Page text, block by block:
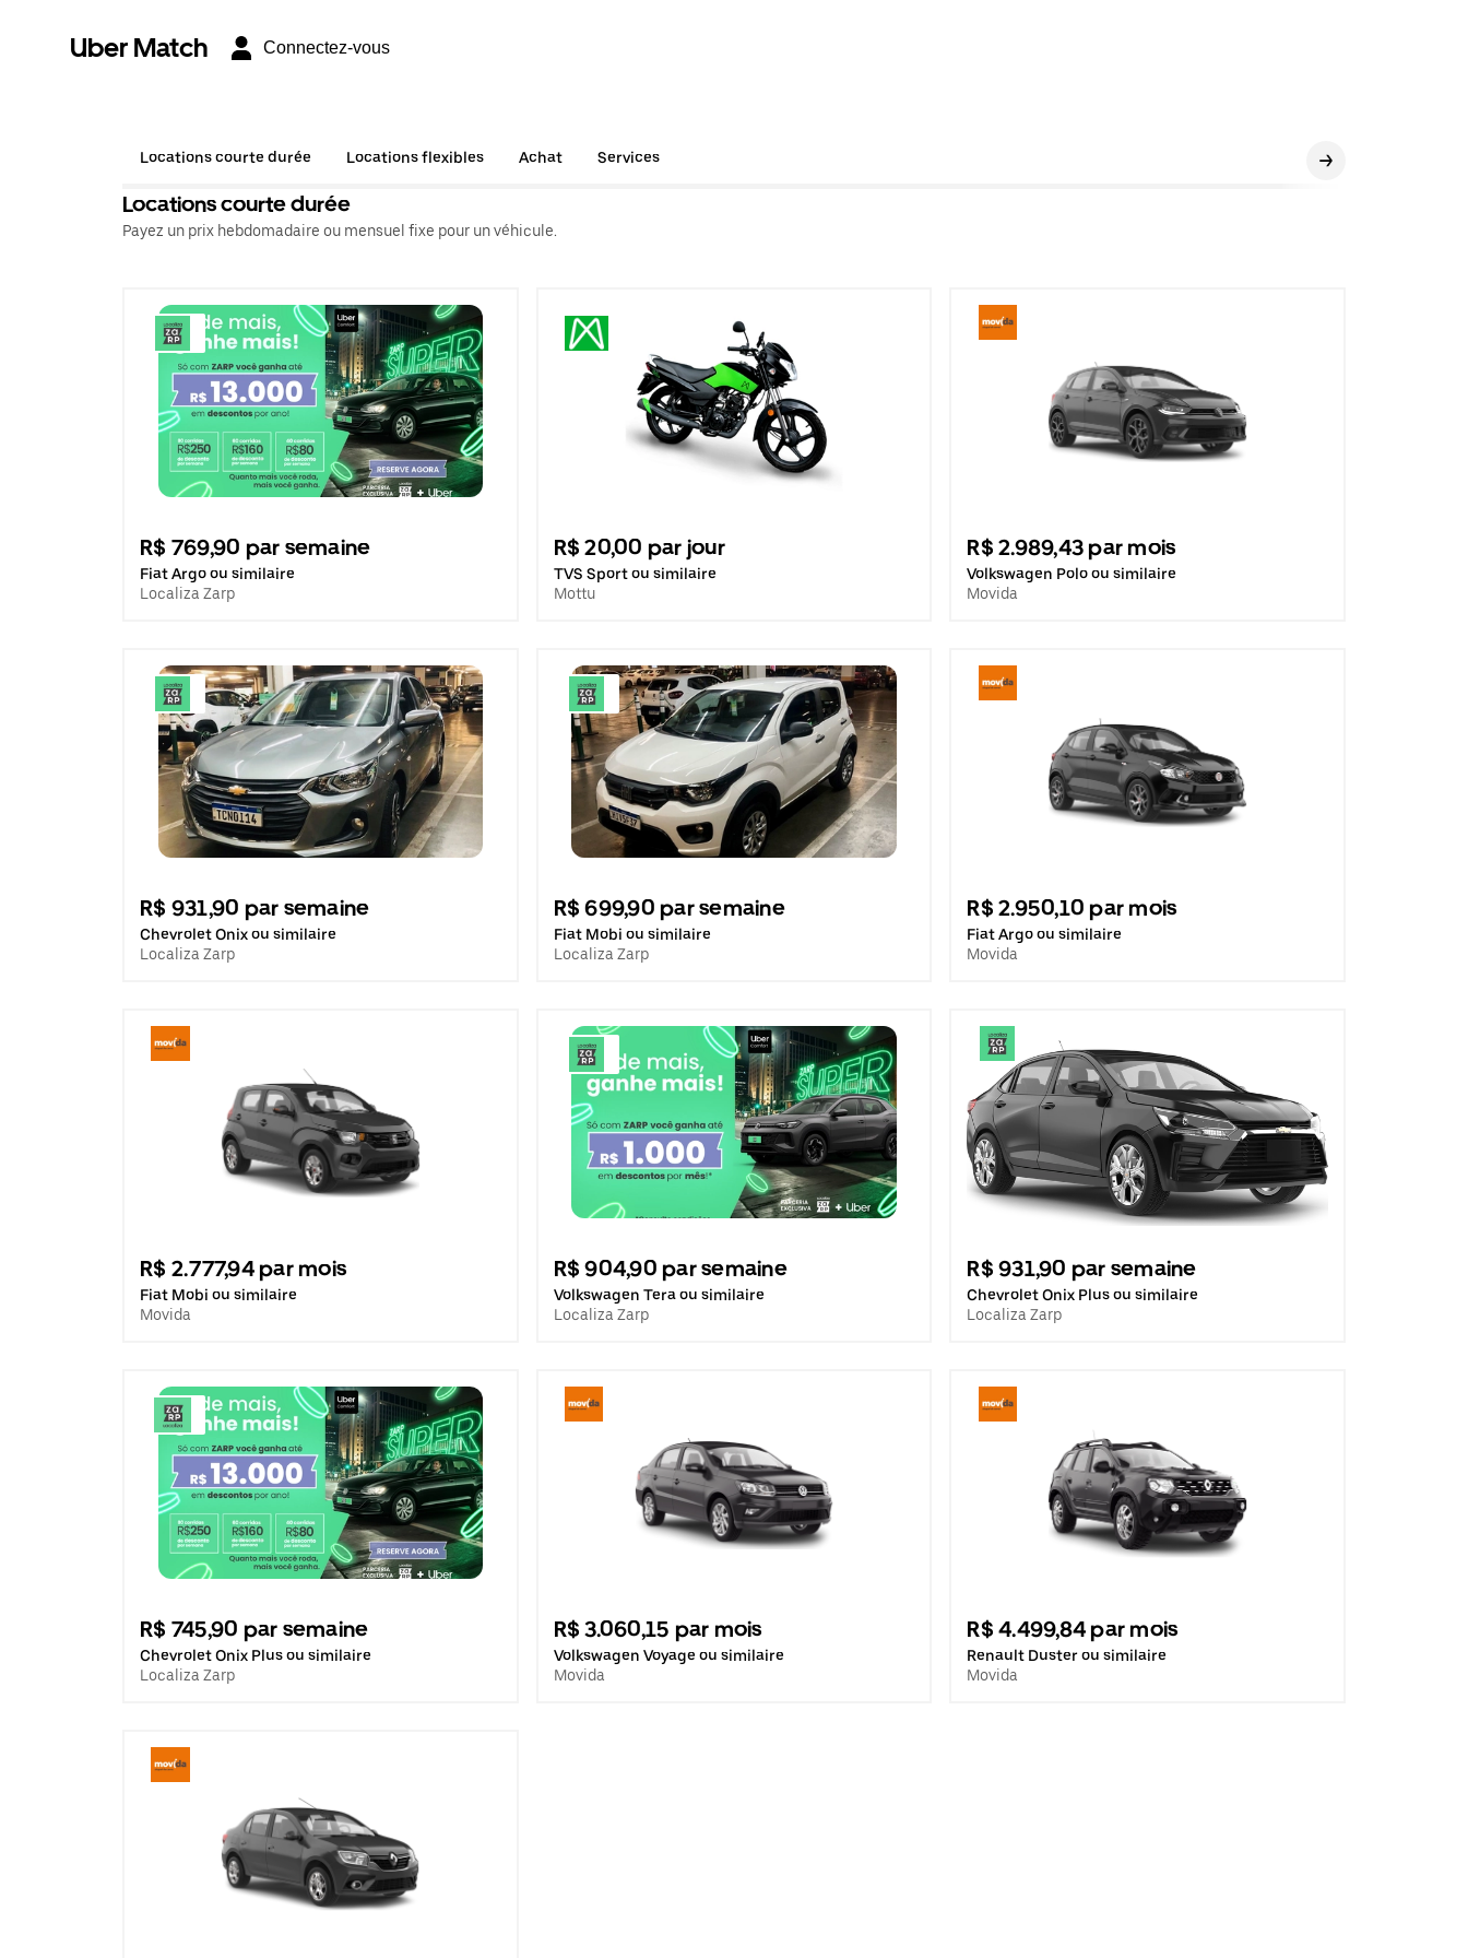
Uber Match Connectez-vous
Locations courte durée Locations flexibles Achat Services
Locations courte durée
Payez un prix hebdomadaire ou mensuel fixe pour un véhicule.
R$ 769,90 par semaine
Fiat Argo ou similaire
Localiza Zarp
R$ 20,00 par jour
TVS Sport ou similaire
Mottu
R$ 2.989,43 par mois
Volkswagen Polo ou similaire
Movida
R$ 931,90 par semaine
Chevrolet Onix ou similaire
Localiza Zarp
R$ 699,90 par semaine
Fiat Mobi ou similaire
Localiza Zarp
R$ 2.950,10 par mois
Fiat Argo ou similaire
Movida
R$ 2.777,94 par mois
Fiat Mobi ou similaire
Movida
R$ 904,90 par semaine
Volkswagen Tera ou similaire
Localiza Zarp
R$ 931,90 par semaine
Chevrolet Onix Plus ou similaire
Localiza Zarp
R$ 745,90 par semaine
Chevrolet Onix Plus ou similaire
Localiza Zarp
R$ 3.060,15 par mois
Volkswagen Voyage ou similaire
Movida
R$ 4.499,84 par mois
Renault Duster ou similaire
Movida